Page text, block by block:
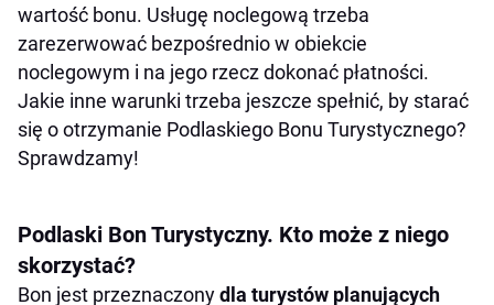
wartość bonu. Usługę noclegową trzeba
zarezerwować bezpośrednio w obiekcie
noclegowym i na jego rzecz dokonać płatności.
Jakie inne warunki trzeba jeszcze spełnić, by starać
się o otrzymanie Podlaskiego Bonu Turystycznego?
Sprawdzamy!
Podlaski Bon Turystyczny. Kto może z niego
skorzystać?
Bon jest przeznaczonydla turystów planujących